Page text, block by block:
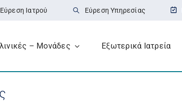
Εύρεση Ιατρού Εύρεση Υπηρεσίας
– Μονάδες Εξωτερικά Ιατρεία